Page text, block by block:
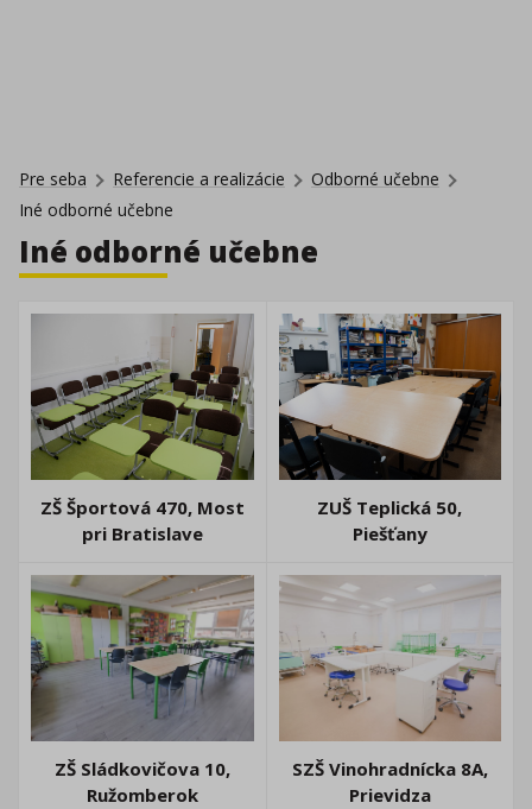
Pre seba Referencie a realizácie
Odborné učebne
Iné odborné učebne
Iné odborné učebne
ZŠ Športová 470, Most
pri Bratislave
ZUŠ Teplická 50,
Piešťany
ZŠ Sládkovičova 10,
Ružomberok
SZŠ Vinohradnícka 8A,
Prievidza